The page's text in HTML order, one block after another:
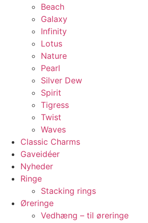
Beach
Galaxy
Infinity
Lotus
Nature
Pearl
Silver Dew
Spirit
Tigress
Twist
Waves
Classic Charms
Gaveidéer
Nyheder
Ringe
Stacking rings
Øreringe
Vedhæng – til øreringe